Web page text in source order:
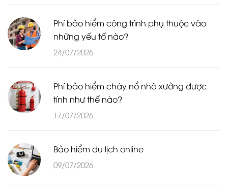
Phí bảo hiểm công trình phụ thuộc vào
những yếu tố nào?
24/07/2026
Phí bảo hiểm cháy nổ nhà xưởng được
tính như thế nào?
17/07/2026
Bảo hiểm du lịch online
09/07/2026